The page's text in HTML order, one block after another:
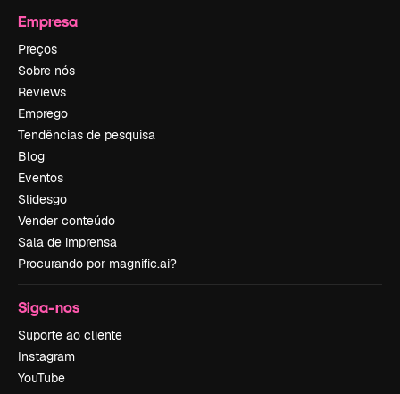
Empresa
Preços
Sobre nós
Reviews
Emprego
Tendências de pesquisa
Blog
Eventos
Slidesgo
Vender conteúdo
Sala de imprensa
Procurando por magnific.ai?
Siga-nos
Suporte ao cliente
Instagram
YouTube